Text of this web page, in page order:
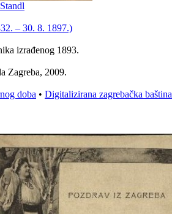
– 30. 8. 1897.)
izrađenog 1893.
Zagreba, 2009.
doba • Digitalizirana zagrebačka baština